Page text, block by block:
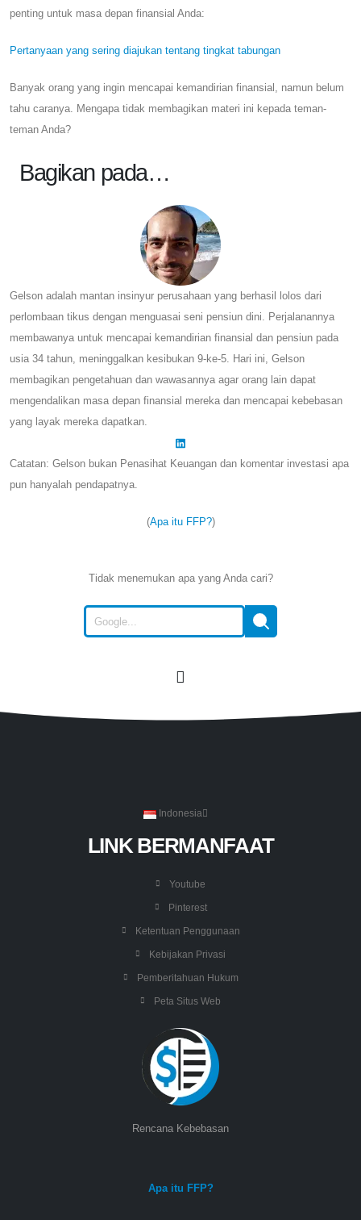
penting untuk masa depan finansial Anda:
Pertanyaan yang sering diajukan tentang tingkat tabungan
Banyak orang yang ingin mencapai kemandirian finansial, namun belum
tahu caranya. Mengapa tidak membagikan materi ini kepada teman-
teman Anda?
Bagikan pada…
Gelson adalah mantan insinyur perusahaan yang berhasil lolos dari
perlombaan tikus dengan menguasai seni pensiun dini. Perjalanannya
membawanya untuk mencapai kemandirian finansial dan pensiun pada
usia 34 tahun, meninggalkan kesibukan 9-ke-5. Hari ini, Gelson
membagikan pengetahuan dan wawasannya agar orang lain dapat
mengendalikan masa depan finansial mereka dan mencapai kebebasan
yang layak mereka dapatkan.
Catatan: Gelson bukan Penasihat Keuangan dan komentar investasi apa
pun hanyalah pendapatnya.
(Apa itu FFP?)
Tidak menemukan apa yang Anda cari?
Indonesia
LINK BERMANFAAT
Youtube
Pinterest
Ketentuan Penggunaan
Kebijakan Privasi
Pemberitahuan Hukum
Peta Situs Web
Rencana Kebebasan
Apa itu FFP?